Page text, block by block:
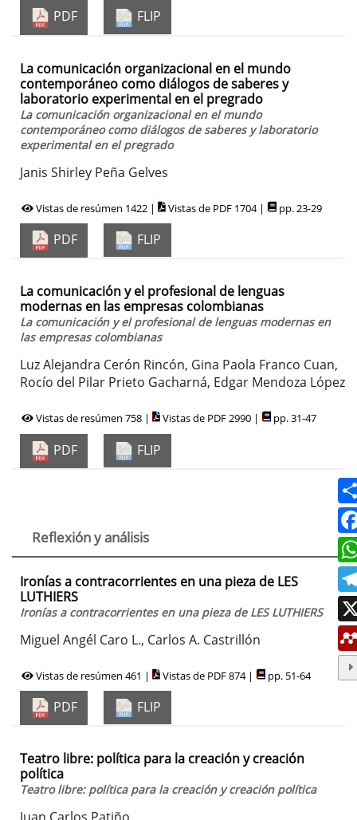
PDF FLIP
La comunicación organizacional en el mundo
contemporáneo como diálogos de saberes y
laboratorio experimental en el pregrado
La comunicación organizacional en el mundo
contemporáneo como diálogos de saberes y laboratorio
experimental en el pregrado
Janis Shirley Peña Gelves
Vistas de resúmen 1422 | Vistas de PDF 1704 | pp. 23-29
PDF FLIP
La comunicación y el profesional de lenguas
modernas en las empresas colombianas
La comunicación y el profesional de lenguas modernas en
las empresas colombianas
Luz Alejandra Cerón Rincón, Gina Paola Franco Cuan,
Rocío del Pilar Prieto Gacharná, Edgar Mendoza López
Vistas de resúmen 758 | Vistas de PDF 2990 | pp. 31-47
PDF FLIP
Reflexión y análisis
Ironías a contracorrientes en una pieza de LES
LUTHIERS
Ironías a contracorrientes en una pieza de LES LUTHIERS
Miguel Angél Caro L., Carlos A. Castrillón
Vistas de resúmen 461 | Vistas de PDF 874 | pp. 51-64
PDF FLIP
Teatro libre: política para la creación y creación
política
Teatro libre: política para la creación y creación política